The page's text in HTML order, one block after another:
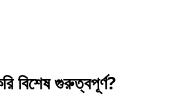
বিশেষ গুরুত্বপূর্ণ?